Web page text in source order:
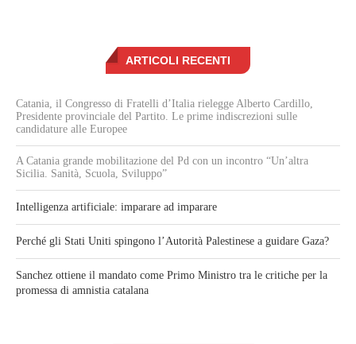
ARTICOLI RECENTI
Catania, il Congresso di Fratelli d’Italia rielegge Alberto Cardillo,
Presidente provinciale del Partito. Le prime indiscrezioni sulle
candidature alle Europee
A Catania grande mobilitazione del Pd con un incontro “Un’altra
Sicilia. Sanità, Scuola, Sviluppo”
Intelligenza artificiale: imparare ad imparare
Perché gli Stati Uniti spingono l’Autorità Palestinese a guidare Gaza?
Sanchez ottiene il mandato come Primo Ministro tra le critiche per la
promessa di amnistia catalana